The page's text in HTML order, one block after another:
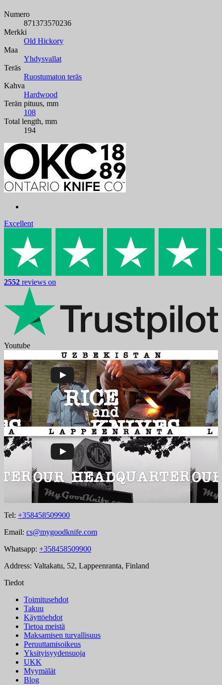
Numero
871373570236
Merkki
Old Hickory
Maa
Yhdysvallat
Teräs
Ruostumaton teräs
Kahva
Hardwood
Terän pituus, mm
108
Total length, mm
194
Excellent
2552 reviews on
Youtube
Tel: +358458509900
Email: cs@mygoodknife.com
Whatsapp: +358458509900
Address: Valtakatu, 52, Lappeenranta, Finland
Tiedot
Toimitusehdot
Takuu
Käyttöehdot
Tietoa meistä
Maksamisen turvallisuus
Peruuttamisoikeus
Yksityisyydensuoja
UKK
Myymälät
Blog